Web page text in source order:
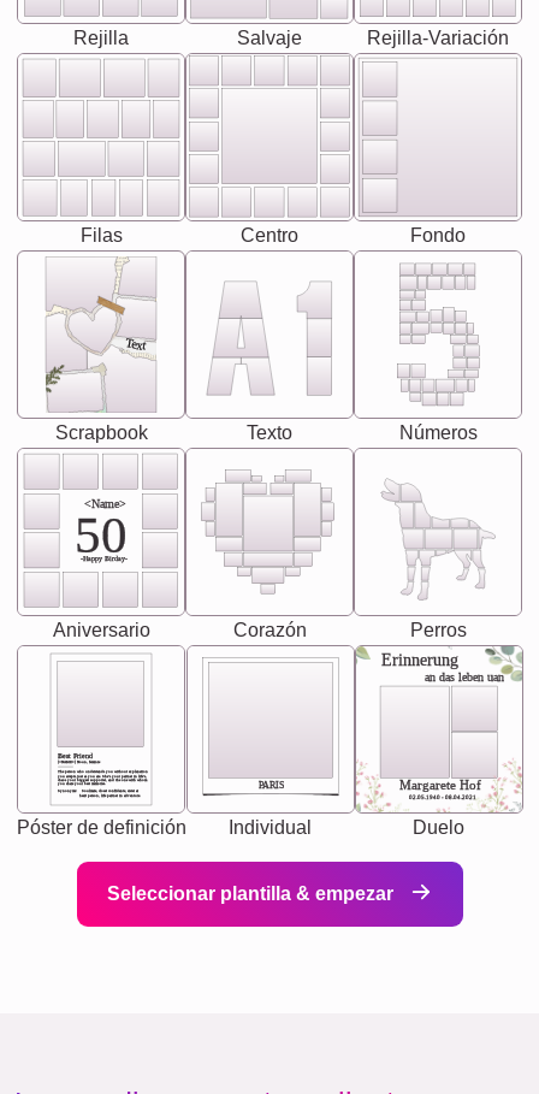
Rejilla Salvaje Rejilla-Variación
Filas Centro Fondo
Text
Scrapbook Texto Números
<Name>
50
-Happy Birday-
Aniversario Corazón Perros
Best Friend
[<NAME>] Noun, feminie
Synonyms: Soulmate, closet confidante, sister at
heart person, life partner in adventure.
The person who understands you without explanation
you accepts just as you are. She's your partner in life's,
chaos your biggest supporter, and the one with whom
you share your best memories.
Póster de definición
PARIS
Individual
Erinnerung
an das leben uan
Margarete Hof
02.05.1940 - 08.04.2021
Duelo
Seleccionar plantilla & empezar